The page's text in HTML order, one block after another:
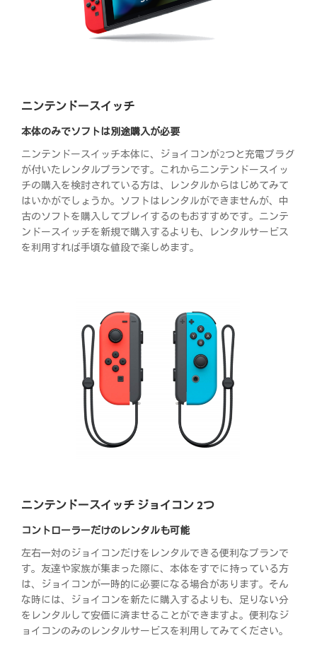
ニンテンドースイッチ
本体のみでソフトは別途購入が必要
ニンテンドースイッチ本体に、ジョイコンが2つと充電プラグ
が付いたレンタルプランです。これからニンテンドースイッ
チの購入を検討されている方は、レンタルからはじめてみて
はいかがでしょうか。ソフトはレンタルができませんが、中
古のソフトを購入してプレイするのもおすすめです。ニンテ
ンドースイッチを新規で購入するよりも、レンタルサービス
を利用すれば手頃な値段で楽しめます。
ニンテンドースイッチ ジョイコン 2つ
コントローラーだけのレンタルも可能
左右一対のジョイコンだけをレンタルできる便利なプランで
す。友達や家族が集まった際に、本体をすでに持っている方
は、ジョイコンが一時的に必要になる場合があります。そん
な時には、ジョイコンを新たに購入するよりも、足りない分
をレンタルして安価に済ませることができますよ。便利なジ
ョイコンのみのレンタルサービスを利用してみてください。